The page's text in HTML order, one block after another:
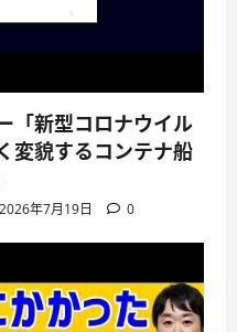
「新型コロナウイル
変貌するコンテナ船
2026年7月19日 0